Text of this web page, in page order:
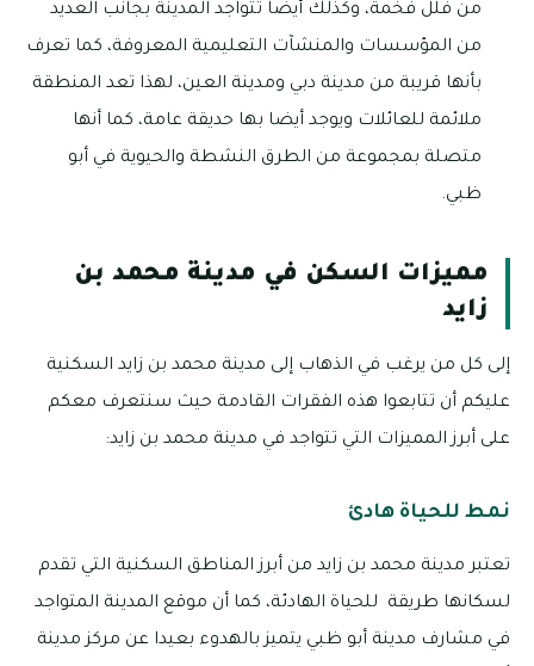
من فلل فخمة، وكذلك أيضا تتواجد المدينة بجانب العديد
من المؤسسات والمنشآت التعليمية المعروفة، كما تعرف
بأنها قريبة من مدينة دبي ومدينة العين، لهذا تعد المنطقة
ملائمة للعائلات ويوجد أيضا بها حديقة عامة، كما أنها
متصلة بمجموعة من الطرق النشطة والحيوية في أبو
ظبي.
مميزات السكن في مدينة محمد بن
زايد
إلى كل من يرغب في الذهاب إلى مدينة محمد بن زايد السكنية
عليكم أن تتابعوا هذه الفقرات القادمة حيث سنتعرف معكم
على أبرز المميزات التي تتواجد في مدينة محمد بن زايد:
نمط للحياة هادئ
تعتبر مدينة محمد بن زايد من أبرز المناطق السكنية التي تقدم
لسكانها طريقة للحياة الهادئة، كما أن موقع المدينة المتواجد
في مشارف مدينة أبو ظبي يتميز بالهدوء بعيدا عن مركز مدينة